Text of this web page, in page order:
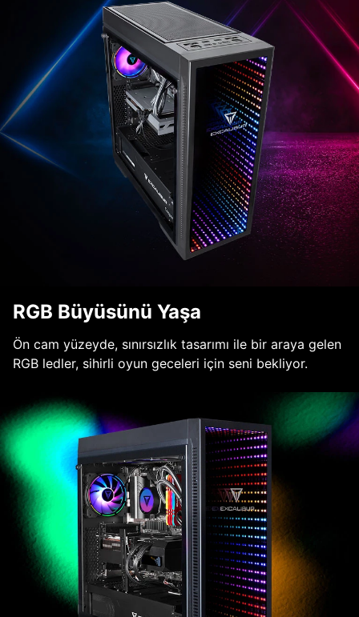
RGB Büyüsünü Yaşa
Ön cam yüzeyde, sınırsızlık tasarımı ile bir araya gelen
RGB ledler, sihirli oyun geceleri için seni bekliyor.